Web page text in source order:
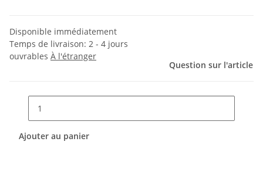
Disponible immédiatement
Temps de livraison: 2 - 4 jours
ouvrables À l'étranger
Question sur l'article
Ajouter au panier